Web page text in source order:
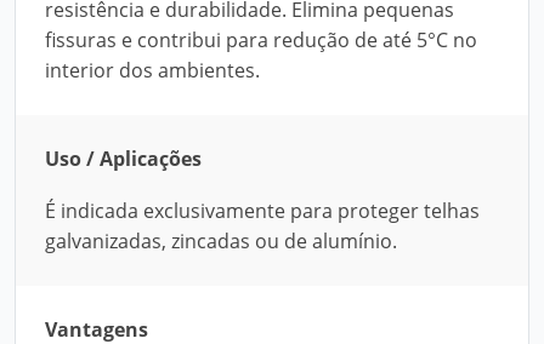
resistência e durabilidade. Elimina pequenas
fissuras e contribui para redução de até 5°C no
interior dos ambientes.
Uso / Aplicações
É indicada exclusivamente para proteger telhas
galvanizadas, zincadas ou de alumínio.
Vantagens